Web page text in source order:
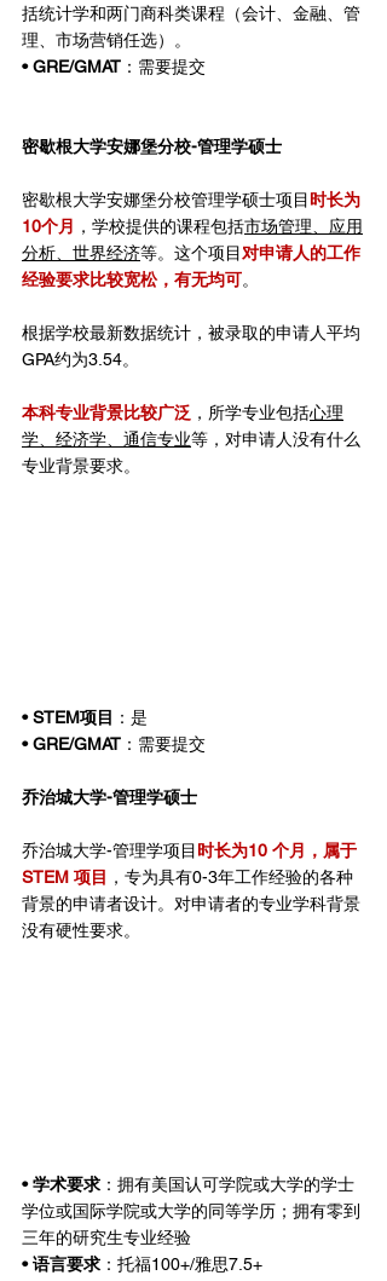
括统计学和两门商科类课程（会计、金融、管
理、市场营销任选）。
• GRE/GMAT ：需要提交
密歇根大学安娜堡分校-管理学硕士
密歇根大学安娜堡分校管理学硕士项目 时长为
10个月
，学校提供的课程包括市场管理、应用
分析、世界经济等。这个项目对申请人的工作
经验要求比较宽松，有无均可。
根据学校最新数据统计，被录取的申请人平均
GPA约为3.54。
本科专业背景比较广泛 ，所学专业包括心理
学、经济学、通信专业等，对申请人没有什么
专业背景要求。
• STEM项目 ：是
• GRE/GMAT ：需要提交
乔治城大学-管理学硕士
乔治城大学-管理学项目 时长为10 个月，属于
STEM 项目 ，专为具有0-3年工作经验的各种
背景的申请者设计。对申请者的专业学科背景
没有硬性要求。
• 学术要求 ：拥有美国认可学院或大学的学士
学位或国际学院或大学的同等学历；拥有零到
三年的研究生专业经验
• 语言要求 ：托福100+/雅思7.5+